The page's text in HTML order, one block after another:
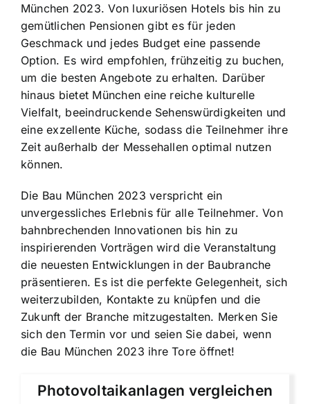
München 2023. Von luxuriösen Hotels bis hin zu
gemütlichen Pensionen gibt es für jeden
Geschmack und jedes Budget eine passende
Option. Es wird empfohlen, frühzeitig zu buchen,
um die besten Angebote zu erhalten. Darüber
hinaus bietet München eine reiche kulturelle
Vielfalt, beeindruckende Sehenswürdigkeiten und
eine exzellente Küche, sodass die Teilnehmer ihre
Zeit außerhalb der Messehallen optimal nutzen
können.
Die Bau München 2023 verspricht ein
unvergessliches Erlebnis für alle Teilnehmer. Von
bahnbrechenden Innovationen bis hin zu
inspirierenden Vorträgen wird die Veranstaltung
die neuesten Entwicklungen in der Baubranche
präsentieren. Es ist die perfekte Gelegenheit, sich
weiterzubilden, Kontakte zu knüpfen und die
Zukunft der Branche mitzugestalten. Merken Sie
sich den Termin vor und seien Sie dabei, wenn
die Bau München 2023 ihre Tore öffnet!
Photovoltaikanlagen vergleichen